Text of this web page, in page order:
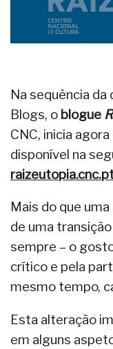
Na sequência
Blogs, o blogue
CNC, inicia
disponível na
Mais do que
de uma
sempre – o
crítico e pela
mesmo tempo,
Esta alteração
em alguns